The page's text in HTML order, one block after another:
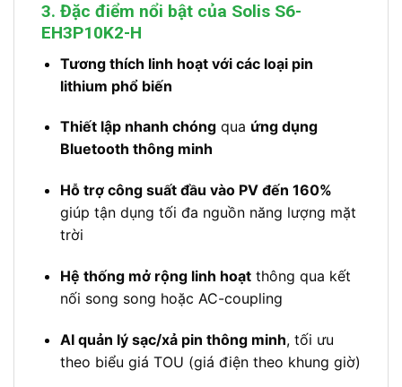
3. Đặc điểm nổi bật của Solis S6-
EH3P10K2-H
Tương thích linh hoạt với các loại pin
lithium phổ biến
Thiết lập nhanh chóngqua ứng dụng
Bluetooth thông minh
Hỗ trợ công suất đầu vào PV đến 160%
giúp tận dụng tối đa nguồn năng lượng mặt
trời
Hệ thống mở rộng linh hoạtthông qua kết
nối song song hoặc AC-coupling
AI quản lý sạc/xả pin thông minh, tối ưu
theo biểu giá TOU (giá điện theo khung giờ)